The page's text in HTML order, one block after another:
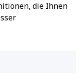
die Ihnen